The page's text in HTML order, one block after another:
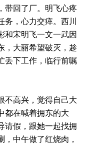
带回了厂。明飞心疼
，心力交瘁。西川
和宋明飞一文一武因
，大丽希望破灭，趁
丢下工作，临行前嘱
高兴，觉得自己大
都在喊着拥东的大
请假，跟她一起找拥
中午做了红烧肉，